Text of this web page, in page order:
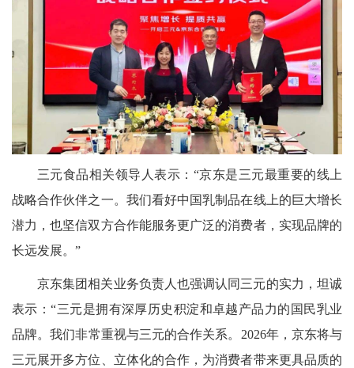
三元食品相关领导人表示：“京东是三元最重要的线上
战略合作伙伴之一。我们看好中国乳制品在线上的巨大增长
潜力，也坚信双方合作能服务更广泛的消费者，实现品牌的
长远发展。”
京东集团相关业务负责人也强调认同三元的实力，坦诚
表示：“三元是拥有深厚历史积淀和卓越产品力的国民乳业
品牌。我们非常重视与三元的合作关系。2026年，京东将与
三元展开多方位、立体化的合作，为消费者带来更具品质的